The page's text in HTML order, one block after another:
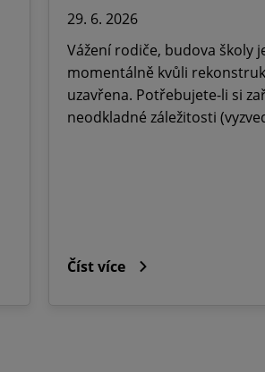
29. 6. 2026
Vážení rodiče, budova školy
momentálně kvůli
uzavřena. Potřebujete-li si
neodkladné záležitosti
Číst více